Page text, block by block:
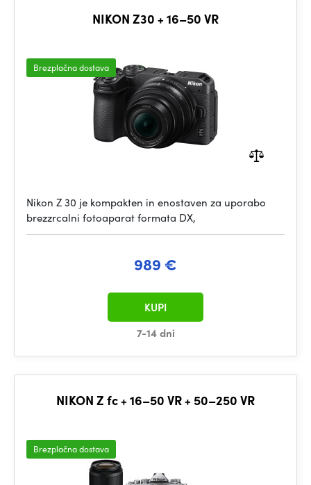
NIKON Z30 + 16–50 VR
Brezplačna dostava
Nikon Z 30 je kompakten in enostaven za uporabo
brezzrcalni fotoaparat formata DX,
989 €
7-14 dni
KUPI
NIKON Z fc + 16–50 VR + 50–250 VR
Brezplačna dostava